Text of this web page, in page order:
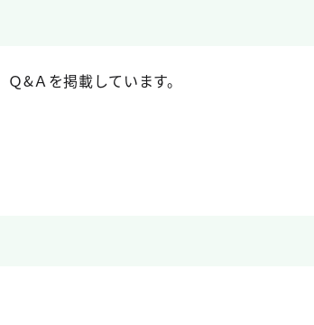
&Ａを掲載しています。